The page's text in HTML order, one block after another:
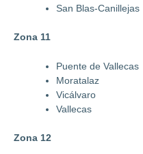
San Blas-Canillejas
Zona 11
Puente de Vallecas
Moratalaz
Vicálvaro
Vallecas
Zona 12